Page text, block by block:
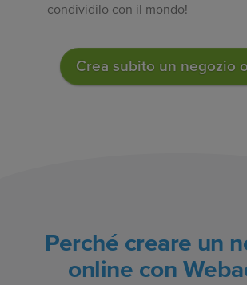
condividilo con il mondo!
Crea subito un negozio
Perché creare un
online con